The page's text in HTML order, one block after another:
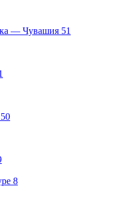
— Чувашия 51
50
8